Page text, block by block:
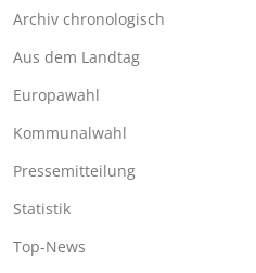
Archiv chronologisch
Aus dem Landtag
Europawahl
Kommunalwahl
Pressemitteilung
Statistik
Top-News